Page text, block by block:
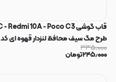
طرح مگ سیف محافظ لنزدار قهوه ای کد 164613
۳۳۵٫۰۰۰
۲۴۵٫۰۰۰تومان